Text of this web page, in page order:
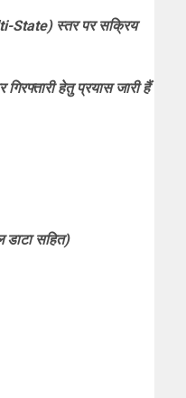
State) स्तर पर सक्रिय
हेतु प्रयास जारी हैं
डाटा सहित)